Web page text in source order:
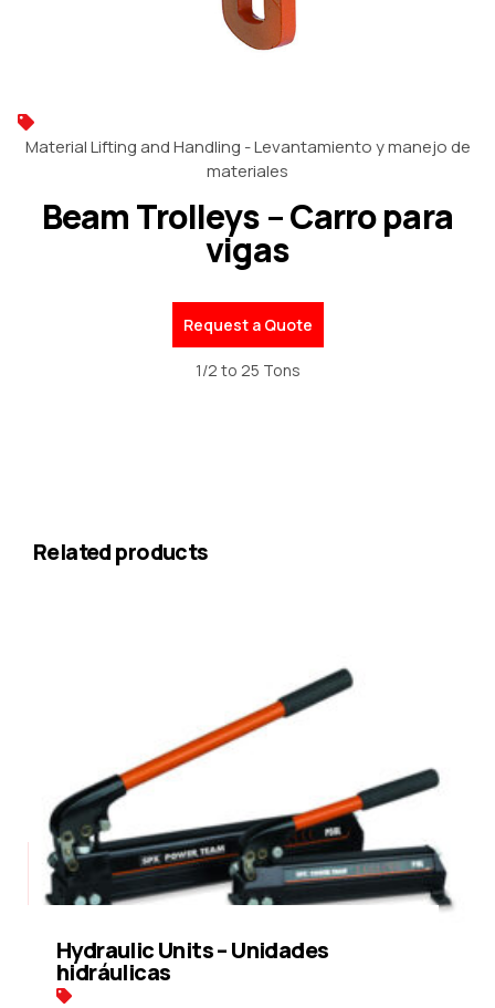
Material Lifting and Handling - Levantamiento y manejo de
materiales
Beam Trolleys – Carro para
vigas
Request a Quote
1/2 to 25 Tons
Related products
Hydraulic Units – Unidades
hidráulicas